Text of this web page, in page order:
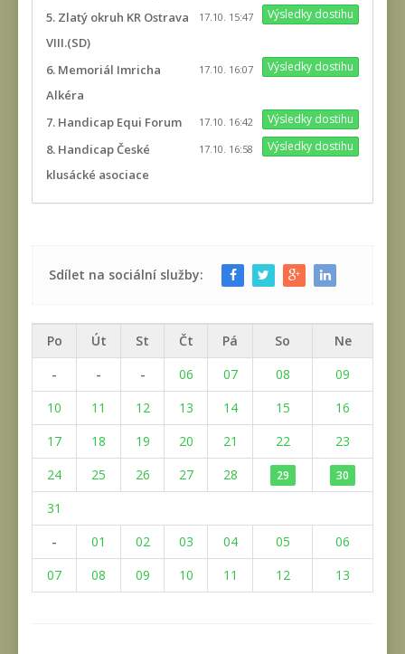
Výsledky dostihu
17.10. 15:47
5. Zlatý okruh KR Ostrava
VIII.(SD)
Výsledky dostihu
17.10. 16:07
6. Memoriál Imricha
Alkéra
Výsledky dostihu
17.10. 16:42
7. Handicap Equi Forum
Výsledky dostihu
17.10. 16:58
8. Handicap České
klusácké asociace
Sdílet na sociální služby:
Po Út St Čt Pá So
Ne
-
- - 06 07 08
09
10
11 12 13 14 15
16
17
18 19 20 21 22
23
24
25 26 27 28 29 30
31
-
01 02 03 04 05
06
07
08 09 10 11 12 13